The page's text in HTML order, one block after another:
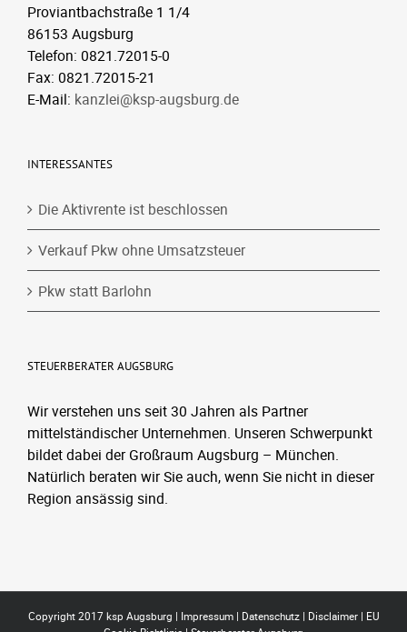
Proviantbachstraße 1 1/4
86153 Augsburg
Telefon: 0821.72015-0
Fax: 0821.72015-21
E-Mail: kanzlei@ksp-augsburg.de
INTERESSANTES
Die Aktivrente ist beschlossen
Verkauf Pkw ohne Umsatzsteuer
Pkw statt Barlohn
STEUERBERATER AUGSBURG
Wir verstehen uns seit 30 Jahren als Partner
mittelständischer Unternehmen. Unseren Schwerpunkt
bildet dabei der Großraum Augsburg – München.
Natürlich beraten wir Sie auch, wenn Sie nicht in dieser
Region ansässig sind.
Copyright 2017 ksp Augsburg | Impressum| Datenschutz| Disclaimer| EU